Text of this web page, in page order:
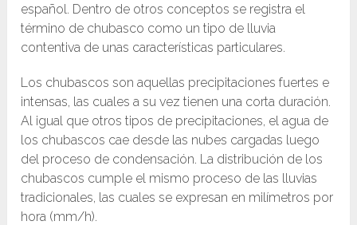
español. Dentro de otros conceptos se registra el
término de chubasco como un tipo de lluvia
contentiva de unas características particulares.
Los chubascos son aquellas precipitaciones fuertes e
intensas, las cuales a su vez tienen una corta duración.
Al igual que otros tipos de precipitaciones, el agua de
los chubascos cae desde las nubes cargadas luego
del proceso de condensación. La distribución de los
chubascos cumple el mismo proceso de las lluvias
tradicionales, las cuales se expresan en milímetros por
hora (mm/h).